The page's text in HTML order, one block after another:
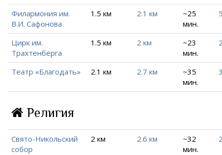
Филармония им.
В.И. Сафонова
1.5 км 2.1 км
~25
мин.
Цирк им.
Трахтенберга
1.5 км 2 км
~23
мин.
Театр «Благодать» 2.1 км 2.7 км
~35
мин.
Религия
Свято-Никольский
собор
2 км 2.6 км
~32
мин.